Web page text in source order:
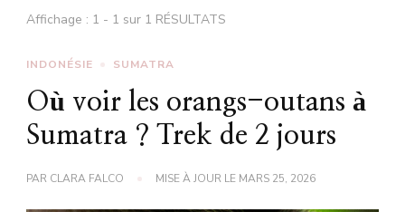
Affichage : 1 - 1 sur 1 RÉSULTATS
INDONÉSIE SUMATRA
Où voir les orangs-outans à
Sumatra ? Trek de 2 jours
PAR CLARA FALCO MISE À JOUR LE MARS 25, 2026